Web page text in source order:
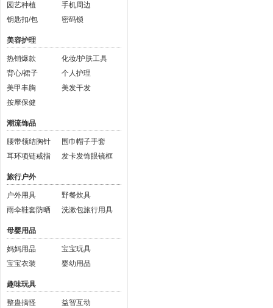
园艺种植
手机周边
钥匙扣/包
密码锁
美容护理
热销爆款
化妆/护肤工具
背心/裙子
个人护理
美甲丰胸
美发干发
按摩保健
潮流饰品
腰带领结胸针
围巾帽子手套
耳环项链戒指
发卡发饰眼镜框
旅行户外
户外用具
野餐炊具
雨伞鞋套防晒
洗漱包旅行用具
母婴用品
妈妈用品
宝宝玩具
宝宝衣装
婴幼用品
趣味玩具
整蛊搞怪
益智互动